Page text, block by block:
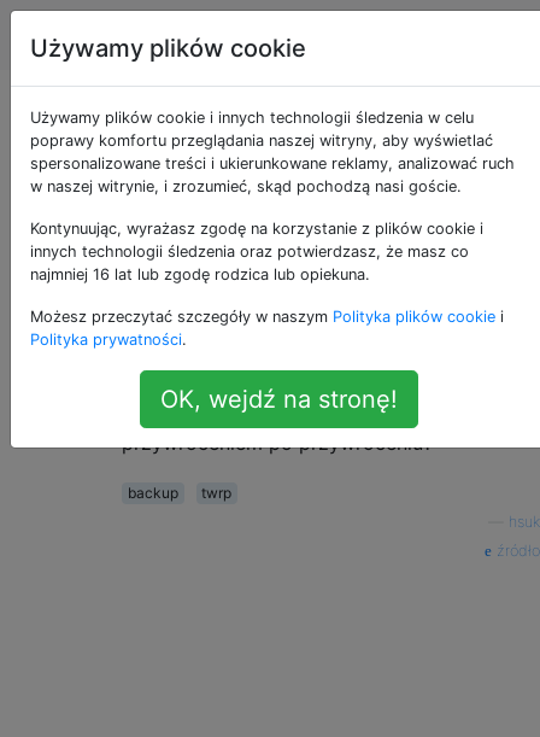
Android Tagi
Co obejmuje kopia
zapasowa TRWP?
13
Gdybym zrobił kopię zapasową za
wszystkie moje aplikacje, dane aplikacji,
kopię zapasową tylko ROM-u, aby móc
odzyskać nową ROM z fabrycznym
przywróceniem po przywróceniu?
backup
twrp
hsuk
źródło
Używamy plików cookie
Używamy plików cookie i innych technologii śledzenia w celu
poprawy komfortu przeglądania naszej witryny, aby wyświetlać
spersonalizowane treści i ukierunkowane reklamy, analizować ruch
w naszej witrynie, i zrozumieć, skąd pochodzą nasi goście.
Kontynuując, wyrażasz zgodę na korzystanie z plików cookie i
innych technologii śledzenia oraz potwierdzasz, że masz co
najmniej 16 lat lub zgodę rodzica lub opiekuna.
Możesz przeczytać szczegóły w naszym Polityka plików cookie i
Polityka prywatności.
OK, wejdź na stronę!